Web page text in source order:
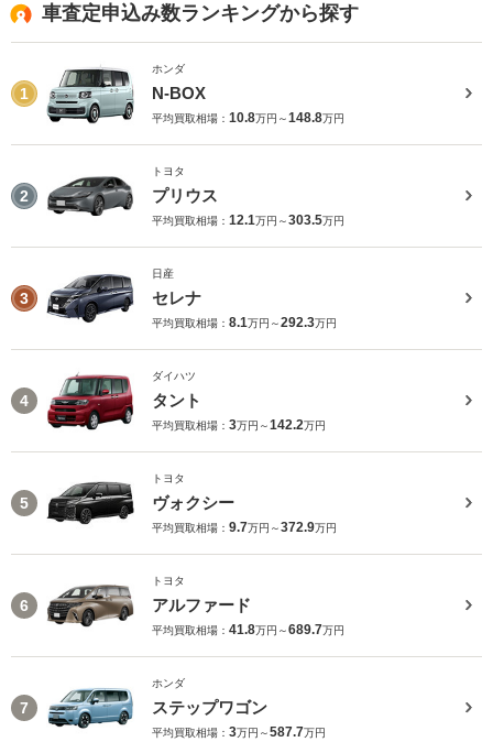
車査定申込み数ランキングから探す
1
ホンダ
N-BOX
平均買取相場： 10.8万円～148.8万円
2
トヨタ
プリウス
平均買取相場： 12.1万円～303.5万円
3
日産
セレナ
平均買取相場： 8.1万円～292.3万円
4
ダイハツ
タント
平均買取相場： 3万円～142.2万円
5
トヨタ
ヴォクシー
平均買取相場： 9.7万円～372.9万円
6
トヨタ
アルファード
平均買取相場： 41.8万円～689.7万円
7
ホンダ
ステップワゴン
平均買取相場： 3万円～587.7万円